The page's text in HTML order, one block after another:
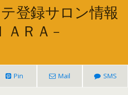
登録サロン情報
ＡＲＡ –
Pin Mail SMS